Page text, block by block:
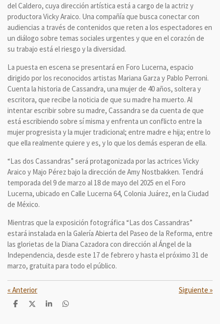
del Caldero, cuya dirección artística está a cargo de la actriz y
productora Vicky Araico. Una compañía que busca conectar con
audiencias a través de contenidos que reten a los espectadores en
un diálogo sobre temas sociales urgentes y que en el corazón de
su trabajo está el riesgo y la diversidad.
La puesta en escena se presentará en Foro Lucerna, espacio
dirigido por los reconocidos artistas Mariana Garza y Pablo Perroni.
Cuenta la historia de Cassandra, una mujer de 40 años, soltera y
escritora, que recibe la noticia de que su madre ha muerto. Al
intentar escribir sobre su madre, Cassandra se da cuenta de que
está escribiendo sobre sí misma y enfrenta un conflicto entre la
mujer progresista y la mujer tradicional; entre madre e hija; entre lo
que ella realmente quiere y es, y lo que los demás esperan de ella.
“Las dos Cassandras” será protagonizada por las actrices Vicky
Araico y Majo Pérez bajo la dirección de Amy Nostbakken. Tendrá
temporada del 9 de marzo al 18 de mayo del 2025 en el Foro
Lucerna, ubicado en Calle Lucerna 64, Colonia Juárez, en la Ciudad
de México.
Mientras que la exposición fotográfica “Las dos Cassandras”
estará instalada en la Galería Abierta del Paseo de la Reforma, entre
las glorietas de la Diana Cazadora con dirección al Ángel de la
Independencia, desde este 17 de febrero y hasta el próximo 31 de
marzo, gratuita para todo el público.
« Anterior Siguiente »
C
C
C
C